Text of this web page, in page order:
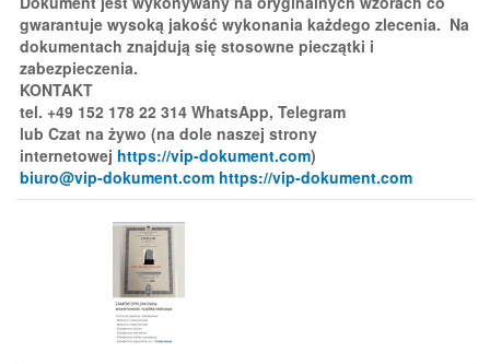
gwarantuje wysoką jakość wykonania każdego zlecenia. Na
dokumentach znajdują się stosowne pieczątki i
zabezpieczenia.
KONTAKT
tel. +49 152 178 22 314 WhatsApp, Telegram
lub Czat na żywo (na dole naszej strony
internetowej https://vip-dokument.com)
biuro@vip-dokument.com https://vip-dokument.com